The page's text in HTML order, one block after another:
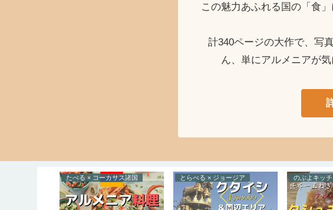
この魅力あふれる国の「食
計340ページの大作で、写
ん、単にアルメニアが
たべる × コーカサス諸国 とらべる × ジョージア のぶよキッチ